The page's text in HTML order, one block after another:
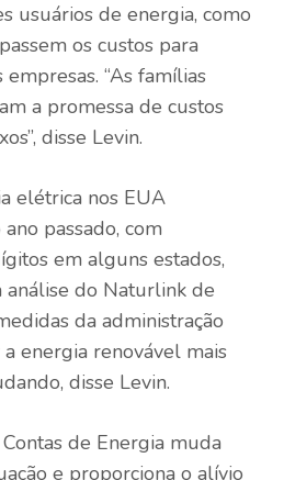
usuários de energia, como
os custos para
“As famílias
a promessa de custos
disse Levin.
elétrica nos EUA
passado, com
em alguns estados,
análise do Naturlink de
da administração
energia renovável mais
disse Levin.
de Energia muda
e proporciona o alívio